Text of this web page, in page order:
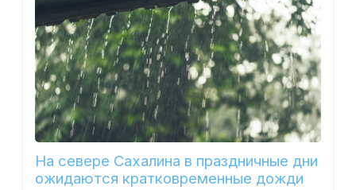
На севере Сахалина в праздничные дни
ожидаются кратковременные дожди